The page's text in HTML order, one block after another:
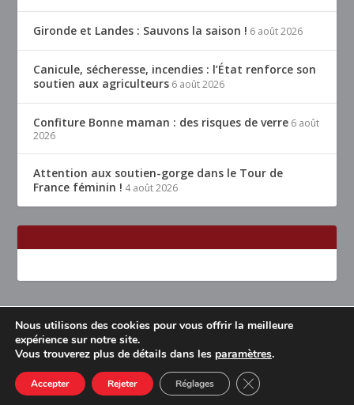
Gironde et Landes : Sauvons la saison ! 6 août 2026
Canicule, sécheresse, incendies : l’État renforce son
soutien aux agriculteurs 6 août 2026
Confiture Bonne maman : des risques de verre 6 août
2026
Attention aux soutien-gorge dans le Tour de
France féminin ! 4 août 2026
Conçu parElegant Themes | Propulsé parWordPress
Accueil Restaurants Lyon & alentours
Mentions légales
Contact
Nous utilisons des cookies pour vous offrir la meilleure
expérience sur notre site.
Vous trouverez plus de détails dans les paramètres.
Accepter Rejeter Réglages CLOSE GDPR